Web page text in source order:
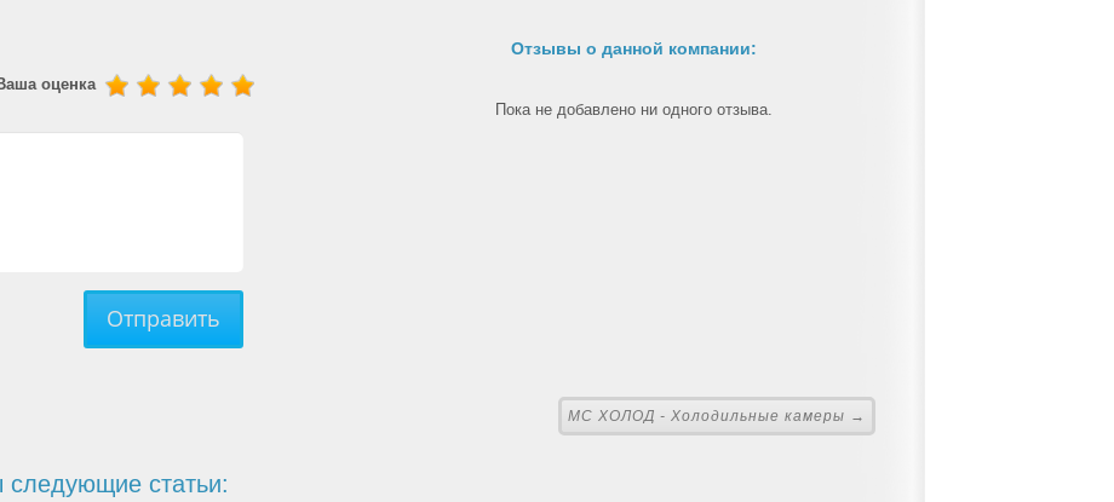
оценка
Отправить
Отзывы о данной компании:
Пока не добавлено ни одного отзыва.
МС ХОЛОД - Холодильные камеры →
следующие статьи: